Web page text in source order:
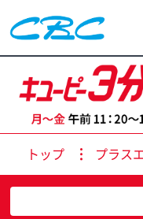
トップ プラス